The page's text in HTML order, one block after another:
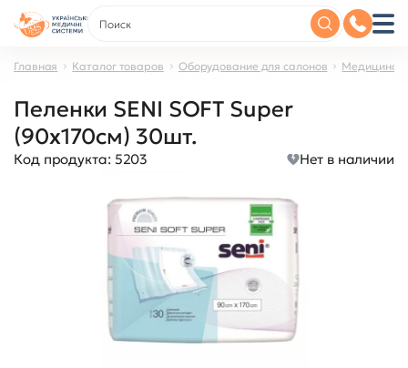
Главная Каталог товаров Оборудование для салонов
Пеленки SENI SOFT Super
(90x170см) 30шт.
Код продукта: 5203 Нет в наличии